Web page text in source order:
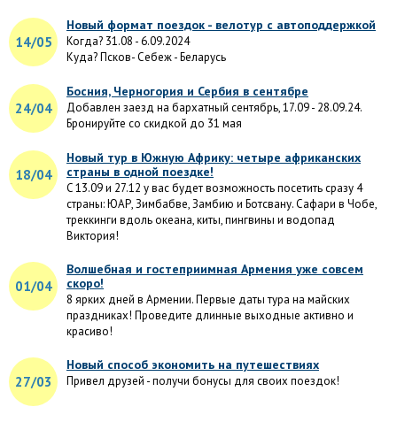
14/05
Новый формат поездок - велотур с автоподдержкой
Когда? 31.08 - 6.09.2024
Куда? Псков- Себеж - Беларусь
24/04
Босния, Черногория и Сербия в сентябре
Добавлен заезд на бархатный сентябрь, 17.09 - 28.09.24.
Бронируйте со скидкой до 31 мая
18/04
Новый тур в Южную Африку: четыре африканских
страны в одной поездке!
C 13.09 и 27.12 у вас будет возможность посетить сразу 4
страны: ЮАР, Зимбабве, Замбию и Ботсвану. Сафари в Чобе,
треккинги вдоль океана, киты, пингвины и водопад
Виктория!
01/04
Волшебная и гостеприимная Армения уже совсем
скоро!
8 ярких дней в Армении. Первые даты тура на майских
праздниках! Проведите длинные выходные активно и
красиво!
27/03
Новый способ экономить на путешествиях
Привел друзей - получи бонусы для своих поездок!